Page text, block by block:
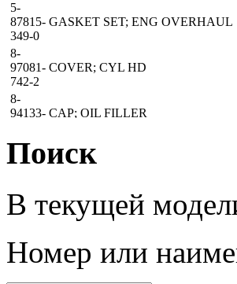
5-
87815-
349-0
GASKET SET; ENG OVERHAUL
8-
97081-
742-2
COVER; CYL HD
8-
94133- CAP; OIL FILLER
8-
94123- GASKET; OIL FILLER
94202-
456-3
WASHER; CAP NUT,HD COVER
97118-
768-0
GASKET; HD TO COVER
Поиск
В текущей
Номер или